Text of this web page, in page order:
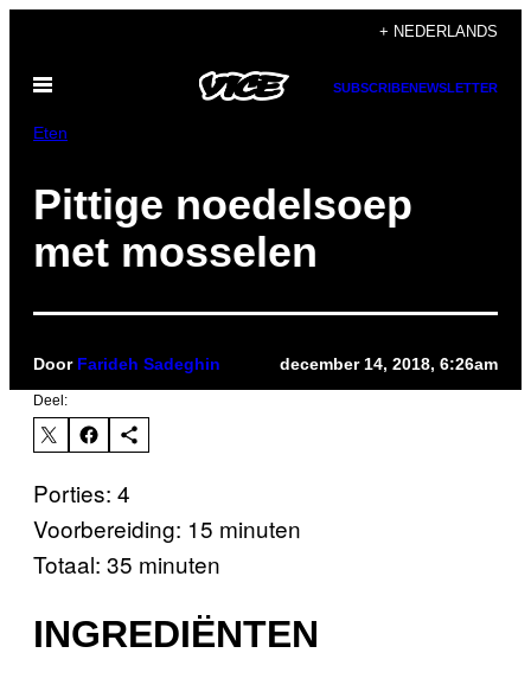
de
inhoud
+ NEDERLANDS
Open
SUBSCRIBENEWSLETTER
Eten
Pittige noedelsoep
met mosselen
Door Farideh Sadeghin december 14, 2018, 6:26am
Deel:
Porties: 4
Voorbereiding: 15 minuten
Totaal: 35 minuten
INGREDIËNTEN